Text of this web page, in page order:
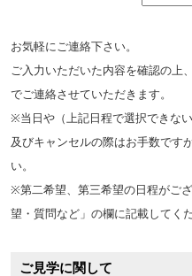
お気軽にご連絡下さい。
ご入力いただいた内容を確認の上
でご連絡させていただきます。
※当日や（上記日程で選択できな
及びキャンセルの際はお手数です
い。
※第二希望、第三希望の日程がご
望・質問など」の欄に記載してくだ
ご見学に関して